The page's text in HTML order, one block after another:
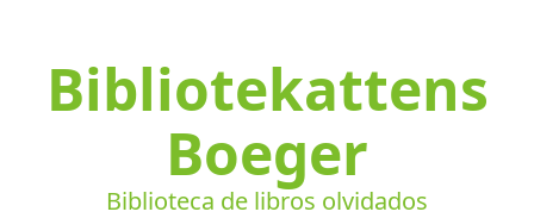
Bibliotekattens
Boeger
Biblioteca de libros olvidados